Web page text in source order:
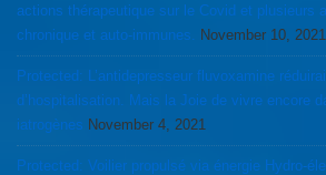
actions thérapeutique sur le Covid et plusieurs
chronique et auto-immunes.
November 10, 2021
Protected: L’antidepresseur fluvoxamine
d’hospitalisation. Mais la Joie de vivre encore
iatrogènes November 4, 2021
Protected: Voilier propulsé via énergie Hydro-